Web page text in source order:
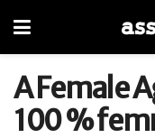
A Female
100 %